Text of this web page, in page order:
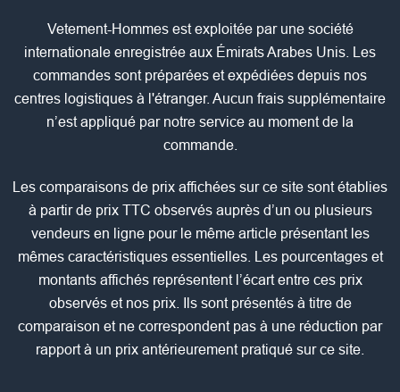
Vetement-Hommes est exploitée par une société
internationale enregistrée aux Émirats Arabes Unis. Les
commandes sont préparées et expédiées depuis nos
centres logistiques à l'étranger. Aucun frais supplémentaire
n’est appliqué par notre service au moment de la
commande.
Les comparaisons de prix affichées sur ce site sont établies
à partir de prix TTC observés auprès d’un ou plusieurs
vendeurs en ligne pour le même article présentant les
mêmes caractéristiques essentielles. Les pourcentages et
montants affichés représentent l’écart entre ces prix
observés et nos prix. Ils sont présentés à titre de
comparaison et ne correspondent pas à une réduction par
rapport à un prix antérieurement pratiqué sur ce site.